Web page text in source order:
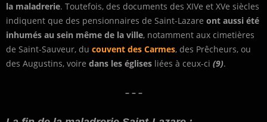
la maladrerie. Toutefois, des documents des XIVe et XVe siècles
indiquent que des pensionnaires de Saint-Lazare ont aussi été
inhumés au sein même de la ville, notamment aux cimetières
de Saint-Sauveur, du couvent des Carmes, des Prêcheurs, ou
des Augustins, voire dans les églises liées à ceux-ci (9).
– – –